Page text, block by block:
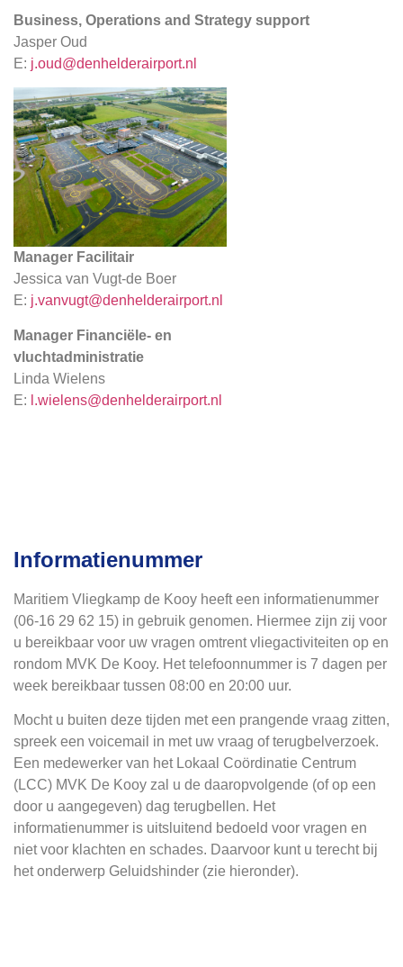
Business, Operations and Strategy support
Jasper Oud
E: j.oud@denhelderairport.nl
Manager Facilitair
Jessica van Vugt-de Boer
E: j.vanvugt@denhelderairport.nl
Manager Financiële- en
vluchtadministratie
Linda Wielens
E: l.wielens@denhelderairport.nl
Informatienummer
Maritiem Vliegkamp de Kooy heeft een informatienummer
(06-16 29 62 15) in gebruik genomen. Hiermee zijn zij voor
u bereikbaar voor uw vragen omtrent vliegactiviteiten op en
rondom MVK De Kooy. Het telefoonnummer is 7 dagen per
week bereikbaar tussen 08:00 en 20:00 uur.
Mocht u buiten deze tijden met een prangende vraag zitten,
spreek een voicemail in met uw vraag of terugbelverzoek.
Een medewerker van het Lokaal Coördinatie Centrum
(LCC) MVK De Kooy zal u de daaropvolgende (of op een
door u aangegeven) dag terugbellen. Het
informatienummer is uitsluitend bedoeld voor vragen en
niet voor klachten en schades. Daarvoor kunt u terecht bij
het onderwerp Geluidshinder (zie hieronder).